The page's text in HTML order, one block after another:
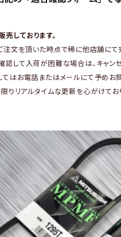
しております。
注文を頂いた時点で稀に他店舗にて
して入荷が困難な場合は、キャン
はお電話またはメールにて予めお
りリアルタイムな更新を心がけて